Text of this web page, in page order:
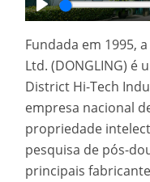
Play
Fundada em 1995,
Ltd. (DONGLING) é
District Hi-Tech
empresa nacional
propriedade
pesquisa de pós-
principais